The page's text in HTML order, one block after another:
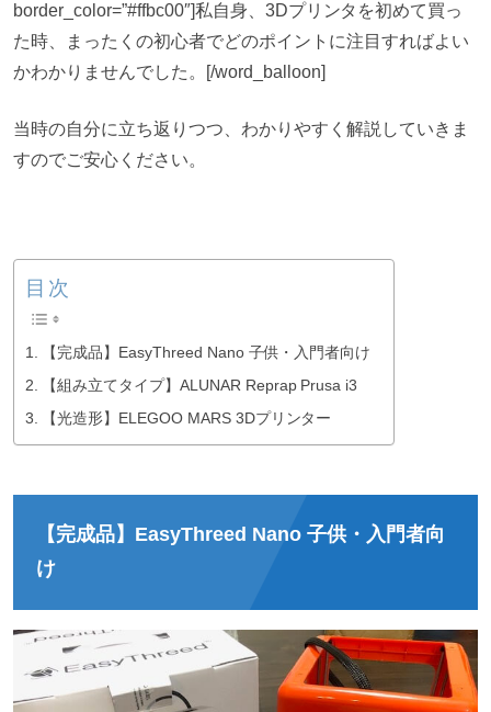
border_color=”#ffbc00″]私自身、3Dプリンタを初めて買っ
た時、まったくの初心者でどのポイントに注目すればよい
かわかりませんでした。[/word_balloon]
当時の自分に立ち返りつつ、わかりやすく解説していきま
すのでご安心ください。
目次
【完成品】EasyThreed Nano 子供・入門者向け
【組み立てタイプ】ALUNAR Reprap Prusa i3
【光造形】ELEGOO MARS 3Dプリンター
【完成品】EasyThreed Nano 子供・入門者向
け